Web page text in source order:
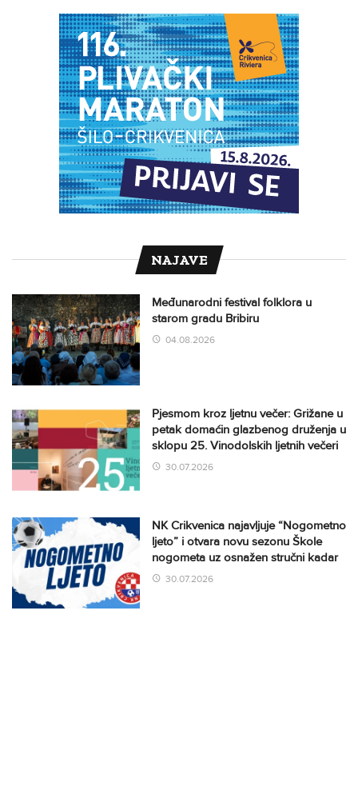
NAJAVE
Međunarodni festival folklora u
starom gradu Bribiru
04.08.2026
Pjesmom kroz ljetnu večer: Grižane u
petak domaćin glazbenog druženja u
sklopu 25. Vinodolskih ljetnih večeri
30.07.2026
NK Crikvenica najavljuje “Nogometno
ljeto” i otvara novu sezonu Škole
nogometa uz osnažen stručni kadar
30.07.2026